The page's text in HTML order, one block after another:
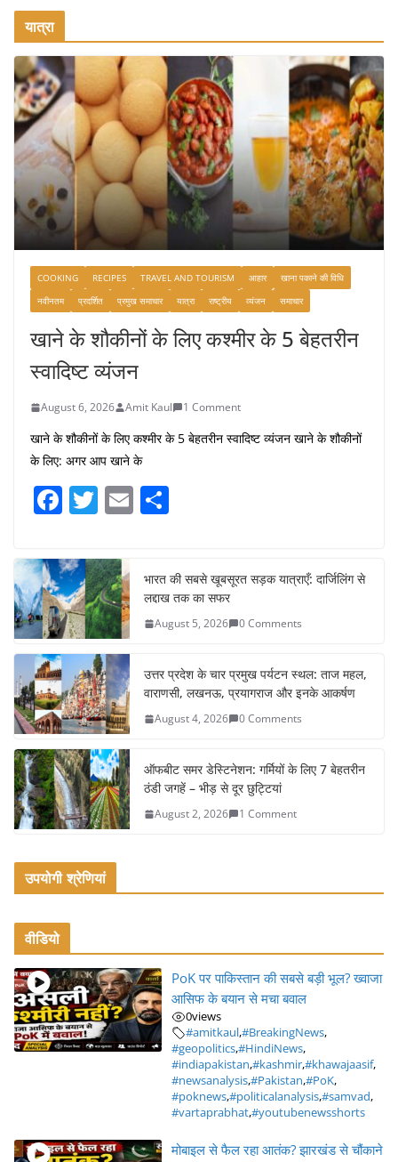
यात्रा
COOKING RECIPES TRAVEL AND TOURISM आहार
खाना पकाने की विधि
नवीनतम
प्रदर्शित प्रमुख समाचार यात्रा राष्ट्रीय व्यंजन समाचार
खाने के शौकीनों के लिए कश्मीर के 5 बेहतरीन
स्वादिष्ट व्यंजन
August 6, 2026 Amit Kaul 1 Comment
खाने के शौकीनों के लिए कश्मीर के 5 बेहतरीन स्वादिष्ट व्यंजन खाने के शौकीनों
के लिए: अगर आप खाने के
F
c
e
b
o
o
k
T
itt
er
E
e
भारत की सबसे खूबसूरत सड़क यात्राएँ: दार्जिलिंग से
लद्दाख तक का सफर
August 5, 2026 0 Comments
उत्तर प्रदेश के चार प्रमुख पर्यटन स्थल: ताज महल,
वाराणसी, लखनऊ, प्रयागराज और इनके आकर्षण
August 4, 2026 0 Comments
ऑफबीट समर डेस्टिनेशन: गर्मियों के लिए 7 बेहतरीन
ठंडी जगहें – भीड़ से दूर छुट्टियां
August 2, 2026 1 Comment
उपयोगी श्रेणियां
वीडियो
PoK पर पाकिस्तान की सबसे बड़ी भूल? ख्वाजा
आसिफ के बयान से मचा बवाल
0views
#amitkaul,#BreakingNews,
#geopolitics,#HindiNews,
#indiapakistan,#kashmir,#khawajaasif,
#newsanalysis,#Pakistan,#PoK,
#poknews,#politicalanalysis,#samvad,
#vartaprabhat,#youtubenewsshorts
मोबाइल से फैल रहा आतंक? झारखंड से चौंकाने